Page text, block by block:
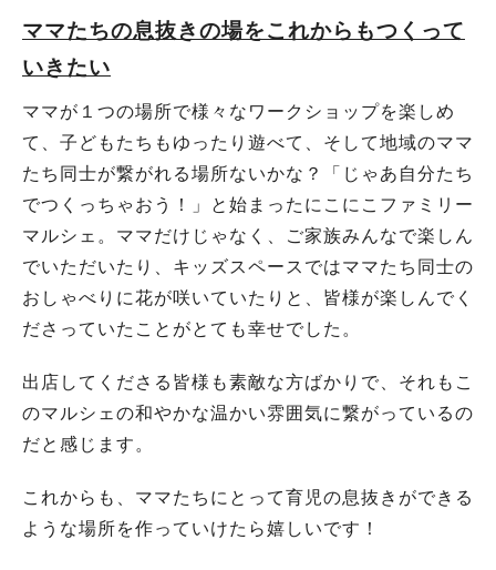
ママたちの息抜きの場をこれからもつくって
いきたい
ママが１つの場所で様々なワークショップを楽しめ
て、子どもたちもゆったり遊べて、そして地域のママ
たち同士が繋がれる場所ないかな？「じゃあ自分たち
でつくっちゃおう！」と始まったにこにこファミリー
マルシェ。ママだけじゃなく、ご家族みんなで楽しん
でいただいたり、キッズスペースではママたち同士の
おしゃべりに花が咲いていたりと、皆様が楽しんでく
ださっていたことがとても幸せでした。
出店してくださる皆様も素敵な方ばかりで、それもこ
のマルシェの和やかな温かい雰囲気に繋がっているの
だと感じます。
これからも、ママたちにとって育児の息抜きができる
ような場所を作っていけたら嬉しいです！